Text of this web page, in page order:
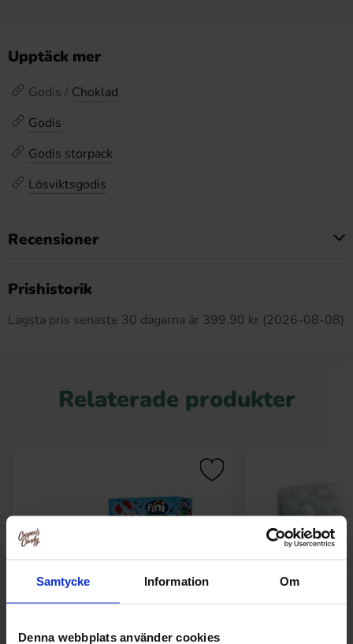
Samtycke Information Om
Denna webbplats använder cookies
Upptäck mer
Godis / Choklad
Godis
Godis storpack
Lösviktsgodis
Recensioner
Prishistorik
Lägsta pris senaste 30 dagarna är 399.90 kr (2026-08-08)
Relaterade produkter